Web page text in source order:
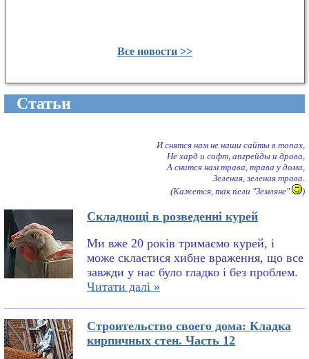
Все новости >>
Cтатьи
И снятся нам не наши сайты в топах,
Не хард и софт, апгрейды и дрова,
А снится нам трава, трава у дома,
Зеленая, зеленая трава.
(Кажется, так пели "Земляне"
)
Складнощі в розведенні курей
Ми вже 20 років тримаємо курей, і
може скластися хибне враження, що все
завжди у нас було гладко і без проблем.
Читати далі »
Строительство своего дома: Кладка
кирпичных стен. Часть 12